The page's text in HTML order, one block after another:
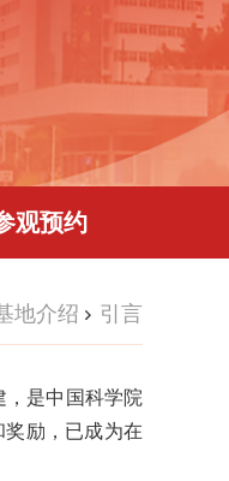
观预约
地介绍 引言
是中国科学院
励，已成为在